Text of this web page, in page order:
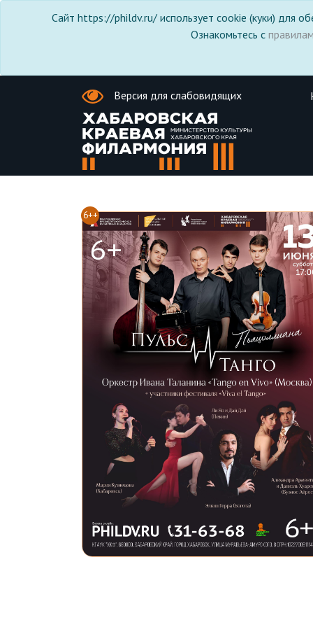
Сайт https://phildv.ru/ использует cookie (куки) для
Ознакомьтесь с
Версия для слабовидящих
6++